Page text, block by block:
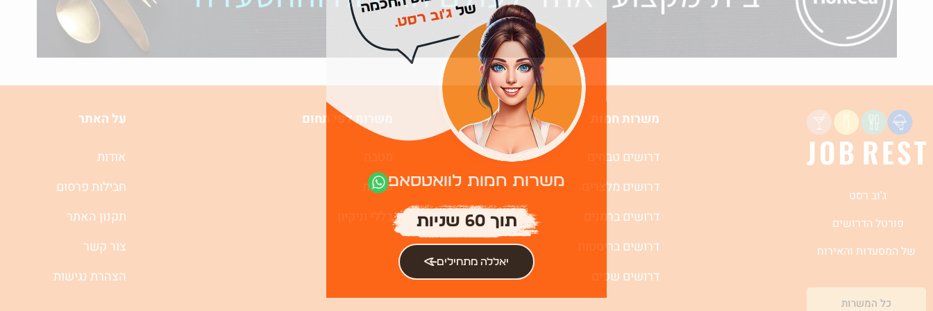
ג'וב רסט
פורטל הדרושים
של המסעדות והאירוח
כל המשרות
משרות חמות
דרושים טבחים
דרושים מלצרים
דרושים ברמנים
דרושים בריסטות
דרושים שפים
משרות לפי תחום
מטבח
שירות
כללי וניקיון
על האתר
אודות
חבילות פרסום
תקנון האתר
צור קשר
הצהרת נגישות
שלג'וב רסט.
משרות חמות לוואטסאפ
תוך 60 שניות
יאללה מתחילים